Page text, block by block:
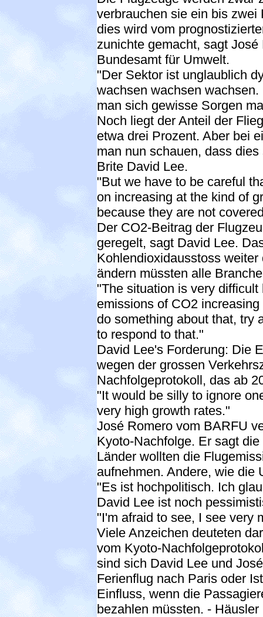
verbrauchen sie ein bis zwei
dies wird vom
zunichte gemacht, sagt
Bundesamt für Umwelt.
"Der Sektor ist unglaublich
wachsen wachsen
man sich gewisse Sorgen
Noch liegt der Anteil der
etwa drei Prozent. Aber bei
man nun schauen, dass
Brite David Lee.
"But we have to be careful
on increasing at the kind of
because they are not
Der CO2-Beitrag der
geregelt, sagt David Lee.
Kohlendioxidausstoss
ändern müssten alle
"The situation is very
emissions of CO2
do something about that, try
to respond to that."
David Lee's Forderung: Die
wegen der grossen
Nachfolgeprotokoll, das ab
"It would be silly to ignore
very high growth rates."
José Romero vom BARFU
Kyoto-Nachfolge. Er sagt
Länder wollten die
aufnehmen. Andere, wie die
"Es ist hochpolitisch. Ich
David Lee ist noch
"I'm afraid to see, I see very
Viele Anzeichen deuteten
vom Kyoto-
sind sich David Lee und
Ferienflug nach Paris oder
Einfluss, wenn die
bezahlen müssten. - Häusler